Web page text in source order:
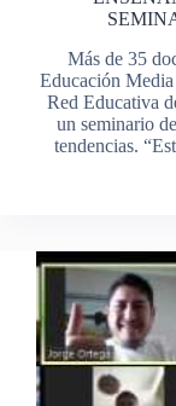
Más de 35
Educación
Red Educativa
un seminario
tendencias.